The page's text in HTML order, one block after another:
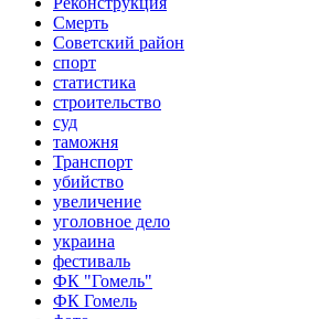
Смерть
Советский район
спорт
статистика
строительство
суд
таможня
Транспорт
убийство
увеличение
уголовное дело
украина
фестиваль
ФК "Гомель"
ФК Гомель